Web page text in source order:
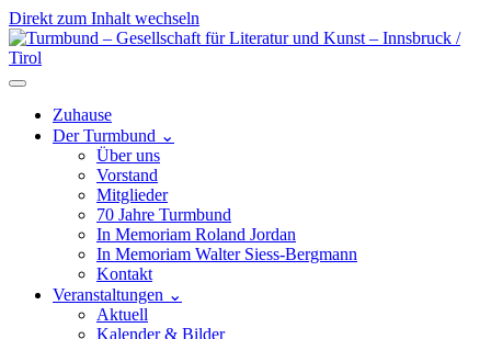
Direkt zum Inhalt wechseln
Hauptnavigation
Zuhause
Der Turmbund ⌄
Über uns
Vorstand
Mitglieder
70 Jahre Turmbund
In Memoriam Roland Jordan
In Memoriam Walter Siess-Bergmann
Kontakt
Veranstaltungen ⌄
Aktuell
Kalender & Bilder